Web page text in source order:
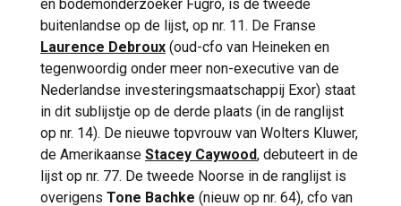
is ze immers de opvolger van Jos Baeten,
die 20 jaar leiding gaf aan de club en
daarmee een van de langstzittende ceo’s
van Nederland was. Baeten en De Swart
kennen elkaar nog uit hun gezamenlijke Delta
Lloyd-tijd. ‘Ze viel nogal op in een zee van
grijze pakken, dat zal ik niet ontkennen’, zei
Baeten daarover tegenMT/Sprout. ‘Maar ze
bleef me vooral bij omdat ze gewoon een
heel leuk mens is. Iemand met wie je niet
Nadat de handtekening onder het
arbeidscontract was gezet, schreef Lerner
op LinkedIn: ‘Soms neemt het leven een
onverwachte wending. Toen er een boeiende
functie buiten Scandinavië voorbijkwam, was
het moeilijk om nee te zeggen.’ Lerner leek
verknocht aan DNB, de grootste bank van
Noorwegen, waar ze maar liefst 18 jaar voor
werkte en waar ze zich onder meer
en bodemonderzoeker Fugro, is de tweede
buitenlandse op de lijst, op nr. 11. De Franse
Laurence Debroux (oud-cfo van Heineken en
tegenwoordig onder meer non-executive van de
Nederlandse investeringsmaatschappij Exor) staat
in dit sublijstje op de derde plaats (in de ranglijst
op nr. 14). De nieuwe topvrouw van Wolters Kluwer,
de Amerikaanse Stacey Caywood, debuteert in de
lijst op nr. 77. De tweede Noorse in de ranglijst is
overigens Tone Bachke (nieuw op nr. 64), cfo van